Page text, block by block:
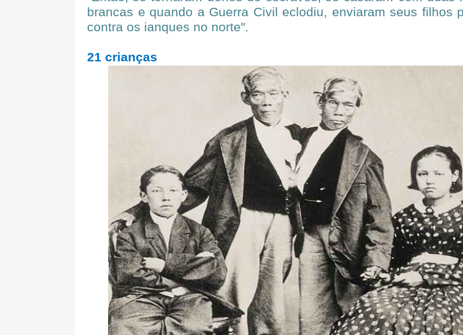
brancas e quando a Guerra Civil eclodiu, enviaram seus filhos
contra os ianques no norte".
21 crianças